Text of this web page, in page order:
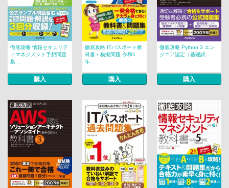
徹底攻略 情報セキュリテ
ィマネジメント予想問題
集 ...
購入
徹底攻略 ITパスポート教
科書＋模擬問題 令和5
年...
購入
徹底攻略 Python 3 エン
ジニア認定［基礎試...
購入